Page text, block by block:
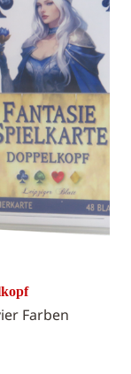
Farben